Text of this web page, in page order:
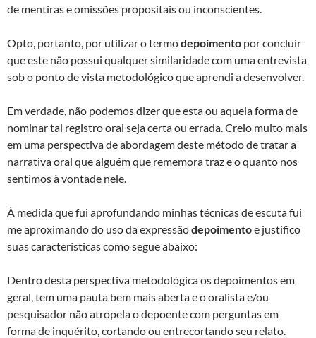
de mentiras e omissões propositais ou inconscientes.
Opto, portanto, por utilizar o termodepoimento por concluir
que este não possui qualquer similaridade com uma entrevista
sob o ponto de vista metodológico que aprendi a desenvolver.
Em verdade, não podemos dizer que esta ou aquela forma de
nominar tal registro oral seja certa ou errada. Creio muito mais
em uma perspectiva de abordagem deste método de tratar a
narrativa oral que alguém que rememora traz e o quanto nos
sentimos à vontade nele.
À medida que fui aprofundando minhas técnicas de escuta fui
me aproximando do uso da expressãodepoimentoe justifico
suas características como segue abaixo:
Dentro desta perspectiva metodológica os depoimentos em
geral, tem uma pauta bem mais aberta e o oralista e/ou
pesquisador não atropela o depoente com perguntas em
forma de inquérito, cortando ou entrecortando seu relato.